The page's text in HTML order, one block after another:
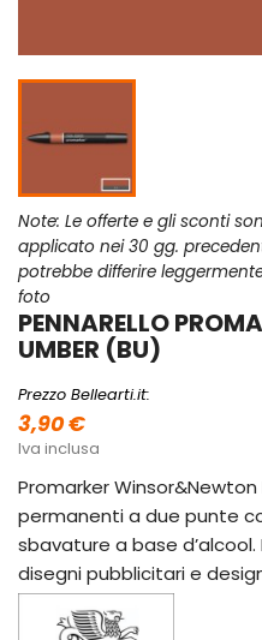
Note: Le offerte e gli sconti
applicato nei 30 gg.
potrebbe differire
foto
PENNARELLO
UMBER (BU)
Prezzo Bellearti.it:
3,90 €
Iva inclusa
Promarker
permanenti a due punte
sbavature a base
disegni pubblicitari e